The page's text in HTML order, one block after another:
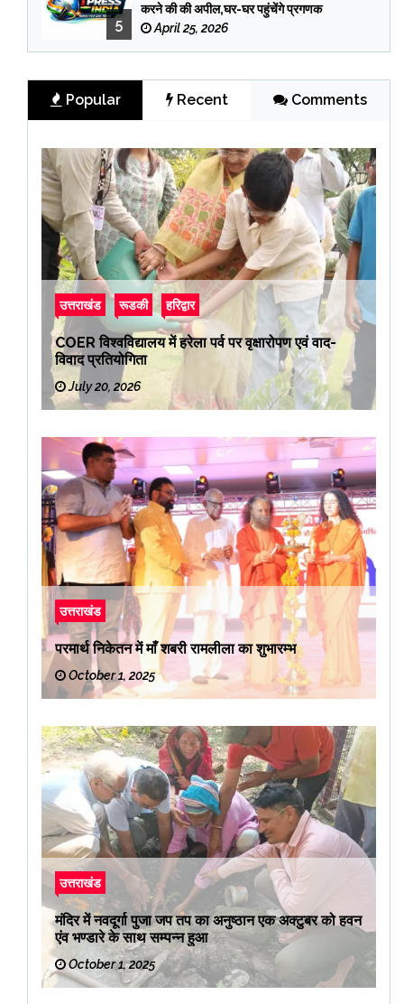
5
करने की की अपील,घर-घर पहुंचेंगे प्रगणक
April 25, 2026
Popular Recent Comments
उत्तराखंड रूडकी हरिद्वार
COER विश्वविद्यालय में हरेला पर्व पर वृक्षारोपण एवं वाद-
विवाद प्रतियोगिता
July 20, 2026
उत्तराखंड
परमार्थ निकेतन में माँ शबरी रामलीला का शुभारम्भ
October 1, 2025
उत्तराखंड
मंदिर में नवदूर्गा पुजा जप तप का अनुष्ठान एक अक्टुबर को हवन
एंव भण्डारे के साथ सम्पन्न हुआ
October 1, 2025